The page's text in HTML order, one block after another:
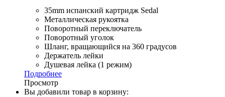
35mm испанский картридж Sedal
Металлическая рукоятка
Поворотный переключатель
Поворотный уголок
Шланг, вращающийся на 360 градусов
Держатель лейки
Душевая лейка (1 режим)
Подробнее
Просмотр
Вы добавили товар в корзину: